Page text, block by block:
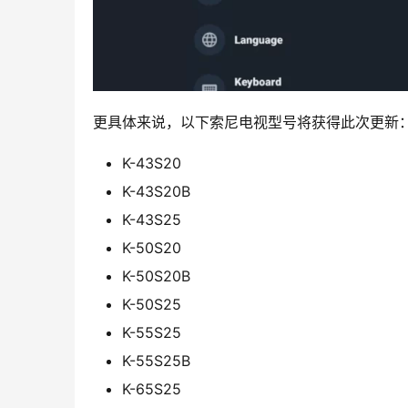
更具体来说，以下索尼电视型号将获得此次更新
K-43S20
K-43S20B
K-43S25
K-50S20
K-50S20B
K-50S25
K-55S25
K-55S25B
K-65S25